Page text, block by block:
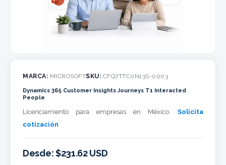
MARCA: MICROSOFTSKU: CFQ7TTC0N13S-0003
Dynamics 365 Customer Insights Journeys T1 Interacted
People
Licenciamiento para empresas en México. Solicita
cotización
Desde: $231.62 USD